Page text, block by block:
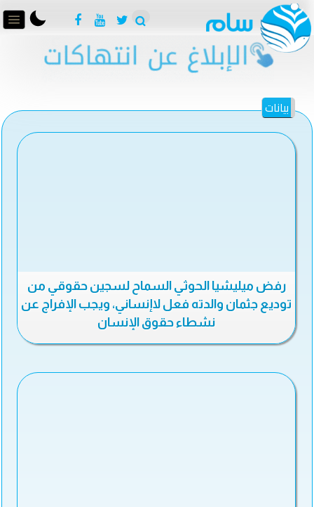
بيانات
رفض ميليشيا الحوثي السماح لسجين حقوقي من
توديع جثمان والدته فعل لاإنساني، ويجب الإفراج عن
نشطاء حقوق الإنسان